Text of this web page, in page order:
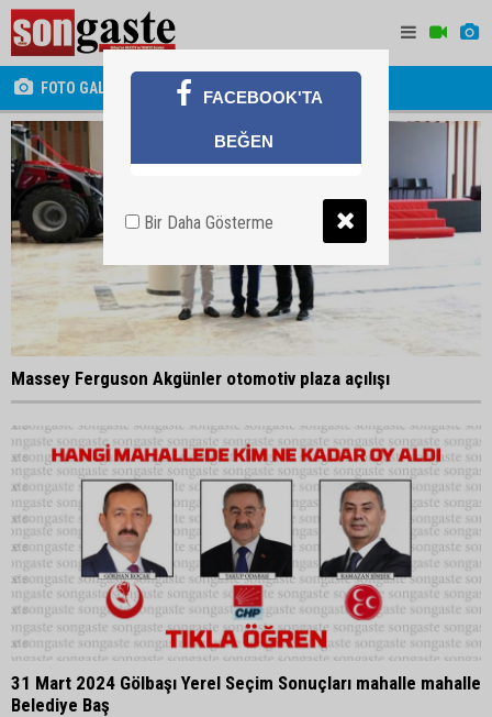
FOTO GALERİ
Massey Ferguson Akgünler otomotiv plaza açılışı
31 Mart 2024 Gölbaşı Yerel Seçim Sonuçları mahalle mahalle
Belediye Baş
FACEBOOK'TA
BEĞEN
Bir Daha Gösterme